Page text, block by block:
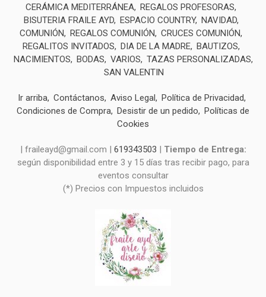
CERÁMICA MEDITERRÁNEA REGALOS PROFESORAS
BISUTERIA FRAILE AYD ESPACIO COUNTRY NAVIDAD
COMUNIÓN
REGALOS COMUNIÓN
CRUCES COMUNIÓN
REGALITOS INVITADOS
DIA DE LA MADRE BAUTIZOS
NACIMIENTOS
BODAS VARIOS
TAZAS PERSONALIZADAS
SAN VALENTIN
Ir arriba Contáctanos Aviso Legal
Política de Privacidad
Condiciones de Compra Desistir de un pedido
Políticas de
Cookies
| fraileayd@gmail.com | 619343503 | Tiempo de Entrega:
según disponibilidad entre 3 y 15 días tras recibir pago, para
eventos consultar
(*) Precios con Impuestos incluidos